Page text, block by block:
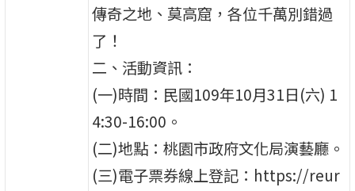
傳奇之地、莫高窟，各位千萬別錯過
了！
二、活動資訊：
(一)時間：民國109年10月31日(六) 1
4:30-16:00。
(二)地點：桃園市政府文化局演藝廳。
(三)電子票券線上登記：https://reur